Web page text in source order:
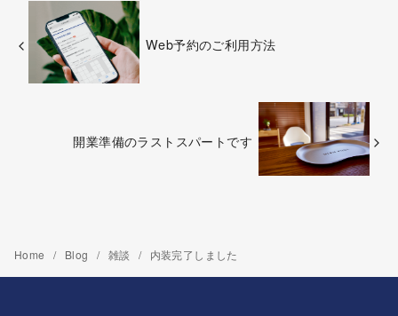
Web予約のご利用方法
開業準備のラストスパートです
Home Blog 雑談 内装完了しました